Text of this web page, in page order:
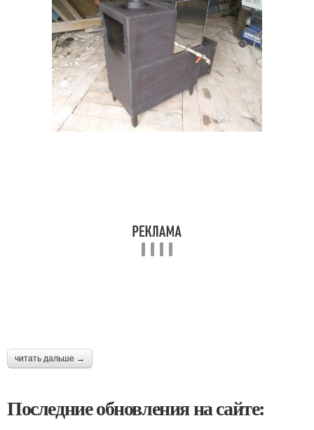
читать дальше →
Последние обновления на сайте: